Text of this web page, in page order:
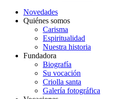
Novedades
Quiénes somos
Carisma
Espiritualidad
Nuestra historia
Fundadora
Biografía
Su vocación
Criolla santa
Galería fotográfica